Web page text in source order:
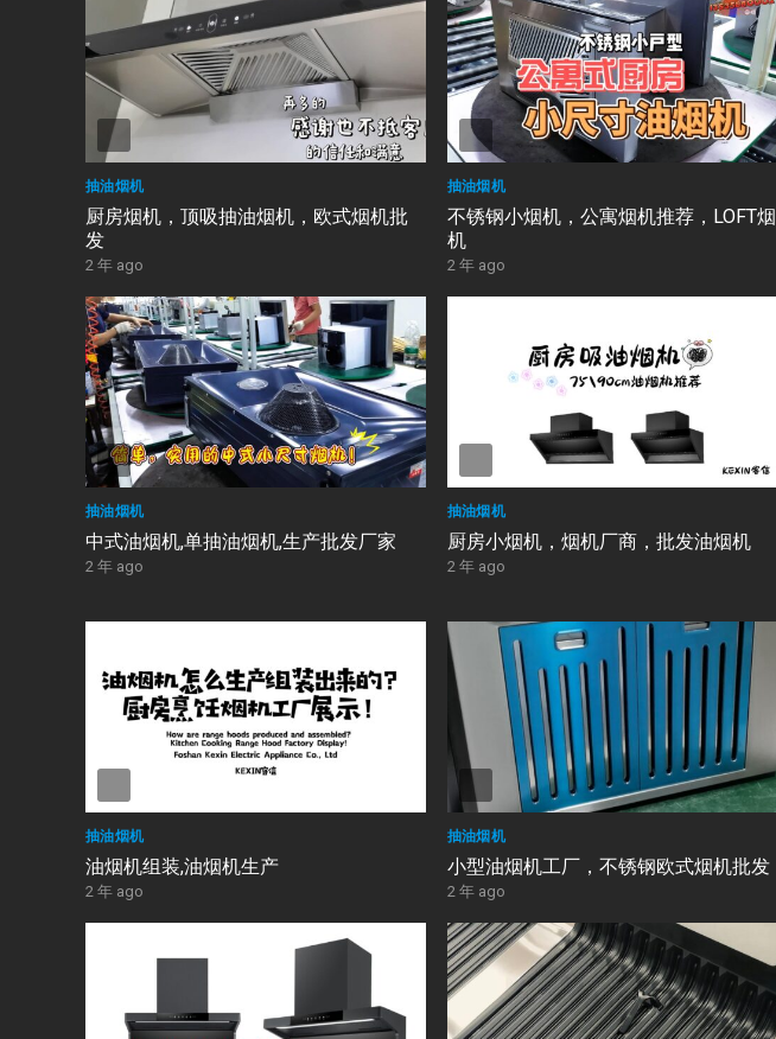
抽油烟机
厨房烟机，顶吸抽油烟机，欧式烟机批
发
2 年 ago
抽油烟机
不锈钢小烟机，公寓烟机推荐，LOFT烟
机
2 年 ago
抽油烟机
中式油烟机,单抽油烟机,生产批发厂家
2 年 ago
抽油烟机
厨房小烟机，烟机厂商，批发油烟机
2 年 ago
抽油烟机
油烟机组装,油烟机生产
2 年 ago
抽油烟机
小型油烟机工厂，不锈钢欧式烟机批发
2 年 ago